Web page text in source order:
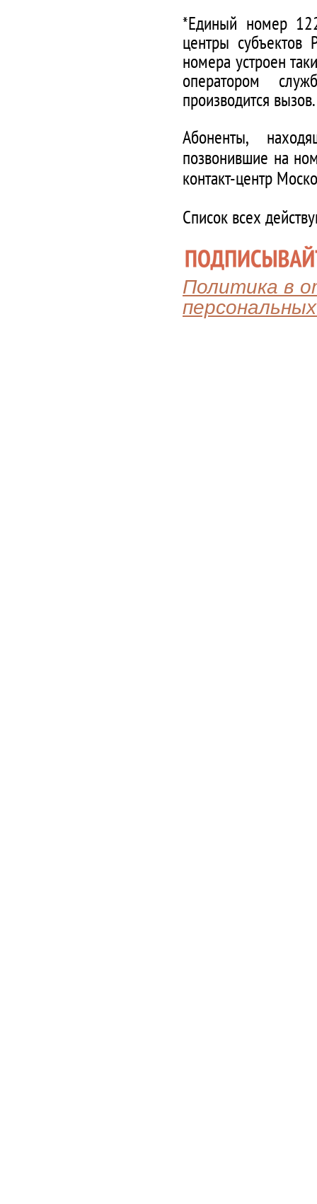
*Единый номер
центры субъектов
номера устроен
оператором
производится вызов.
Абоненты,
позвонившие на
контакт-центр
Список всех
Политика в